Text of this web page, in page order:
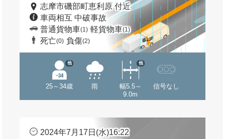
志摩市磯部町恵利原 付近
車両相互 中破事故
普通貨物車(1) 軽貨物車(1)
死亡(0) 負傷(2)
25～34歳
他
雨
幅5.5～
9.0m
他
信号なし
2024年7月17日(水)16:22